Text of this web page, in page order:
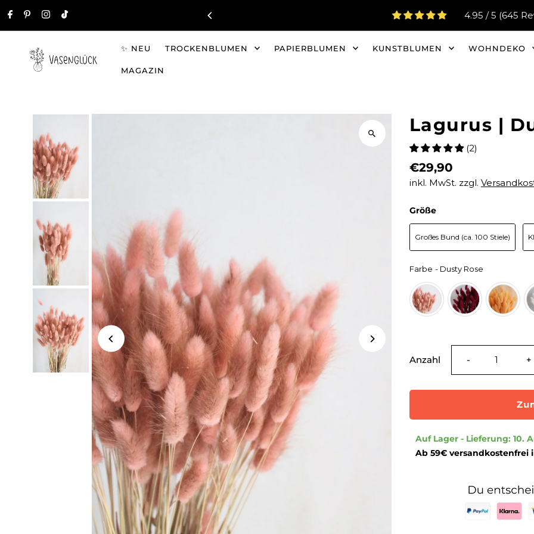
Direkt zum Inhalt 4.95 / 5 (645 Reviews)
✨ NEU TROCKENBLUMEN PAPIERBLUMEN KUNSTBLUMEN WOHNDEKO
MAGAZIN
Lagurus |
(2)
€29,90
inkl. MwSt. zzgl.
Größe
Größe
Großes Bund (ca. 100 Stiele)
Farbe -Dusty Rose
Farbe
Anzahl Verringere
die
für
- +
Ab 59€ versandkostenfrei